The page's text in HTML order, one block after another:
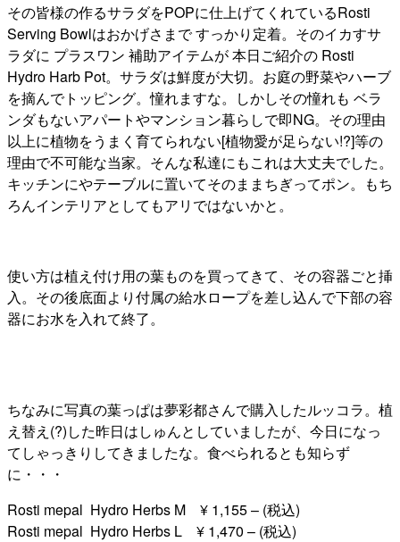
その皆様の作るサラダをPOPに仕上げてくれているRosti
Serving Bowlはおかげさまで すっかり定着。そのイカすサ
ラダに プラスワン 補助アイテムが 本日ご紹介の Rosti
Hydro Harb Pot。サラダは鮮度が大切。お庭の野菜やハーブ
を摘んでトッピング。憧れますな。しかしその憧れも ベラ
ンダもないアパートやマンション暮らしで即NG。その理由
以上に植物をうまく育てられない[植物愛が足らない!?]等の
理由で不可能な当家。そんな私達にもこれは大丈夫でした。
キッチンにやテーブルに置いてそのままちぎってポン。もち
ろんインテリアとしてもアリではないかと。
使い方は植え付け用の葉ものを買ってきて、その容器ごと挿
入。その後底面より付属の給水ロープを差し込んで下部の容
器にお水を入れて終了。
ちなみに写真の葉っぱは夢彩都さんで購入したルッコラ。植
え替え(?)した昨日はしゅんとしていましたが、今日になっ
てしゃっきりしてきましたな。食べられるとも知らず
に・・・
Rosti mepal Hydro Herbs M ¥ 1,155 – (税込)
Rosti mepal Hydro Herbs L ¥ 1,470 – (税込)